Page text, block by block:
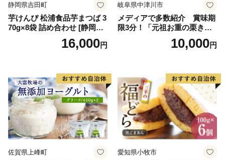
静岡県吉田町
芋けんぴ 松浦食品芋まつば 3
70g×8袋 詰め合わせ [静岡伊
勢丹(松浦食品) 静岡県 吉田町
22424274] 芋ケンピ セット
16,000円
岐阜県中津川市
メディアで多数紹介 賞味期
限3分！「元祖お重の栗きん
とんモンブラン」 【未来の
ご褒美】スイーツ 栗 モンブ
子 菓子 F4N-2298
10,000円
佐賀県上峰町 愛知県小牧市